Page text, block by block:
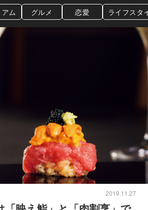
ム グルメ 恋愛 ライフスタ
2019.11.27